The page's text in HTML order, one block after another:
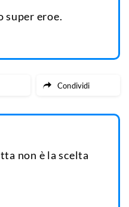
eroe.
Condividi
non è la scelta